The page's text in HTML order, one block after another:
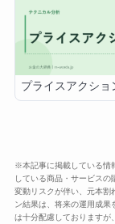
プライスアクショ
※本記事に掲載している情
している商品・サービス
変動リスクが伴い、元本割
ン結果は、将来の運用成果
は十分配慮しておりますが